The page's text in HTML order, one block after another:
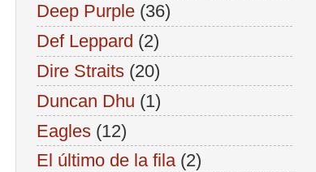
Deep Purple (36)
Def Leppard (2)
Dire Straits (20)
Duncan Dhu (1)
Eagles (12)
El último de la fila (2)